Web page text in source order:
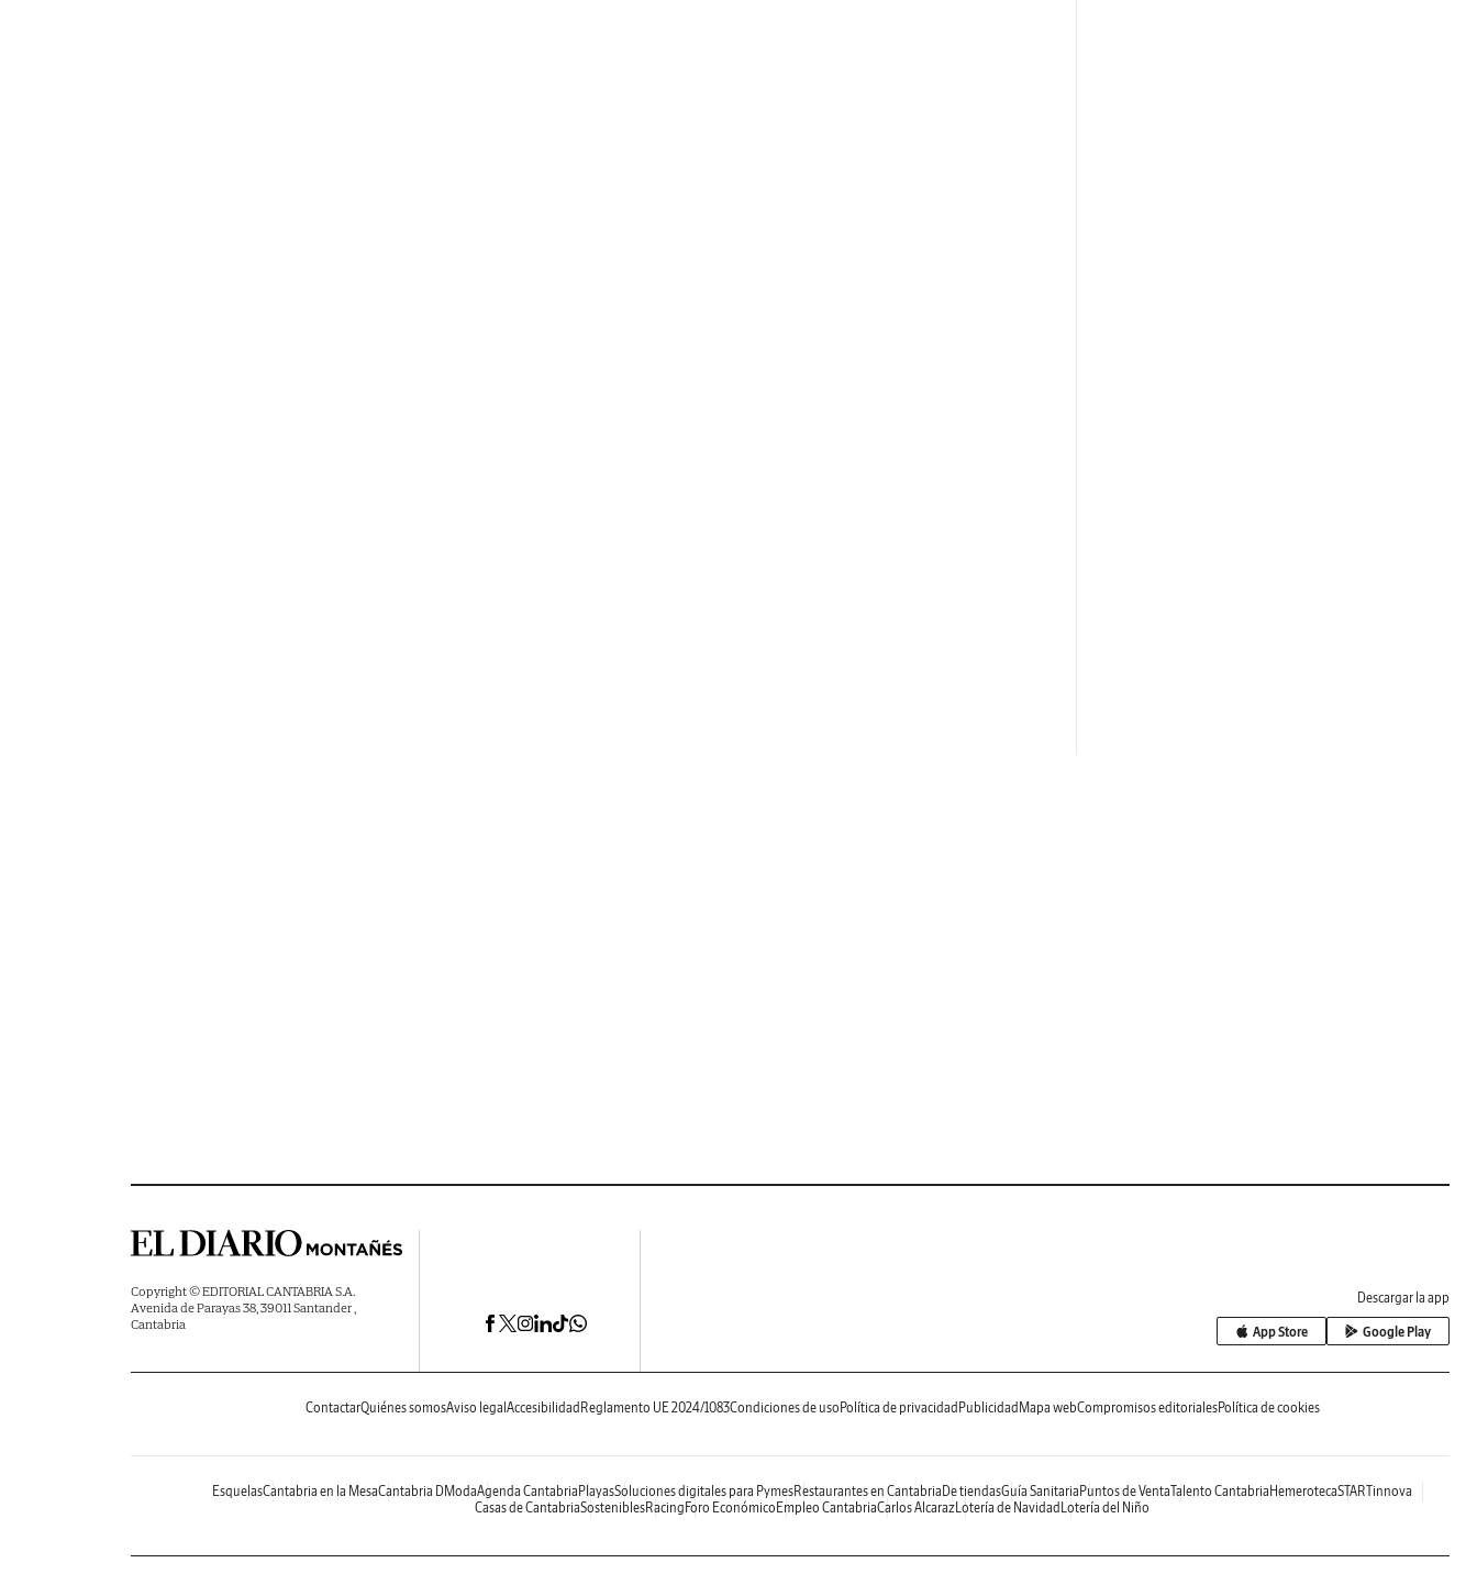
Copyright © EDITORIAL CANTABRIA S.A.
Avenida de Parayas 38, 39011 Santander ,
Cantabria
Descargar la app
App Store Google Play
ContactarQuiénes somosAviso legal Accesibilidad Reglamento UE 2024/1083Condiciones de uso Política de privacidad Publicidad Mapa webCompromisos editorialesPolítica de cookies
EsquelasCantabria en la MesaCantabria DModaAgenda Cantabria PlayasSoluciones digitales para PymesRestaurantes en Cantabria De tiendasGuía Sanitaria Puntos de VentaTalento Cantabria HemerotecaSTARTinnova
Casas de CantabriaSosteniblesRacing Foro Económico Empleo CantabriaCarlos AlcarazLotería de Navidad Lotería del Niño